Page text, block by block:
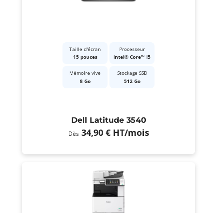
Taille d'écran
15 pouces
Processeur
Intel® Core™ i5
Mémoire vive
8 Go
Stockage SSD
512 Go
Dell Latitude 3540
Dès 34,90 € HT/mois